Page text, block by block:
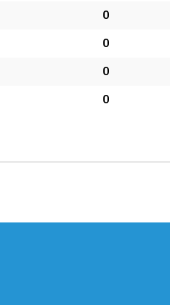
0
0
0
0